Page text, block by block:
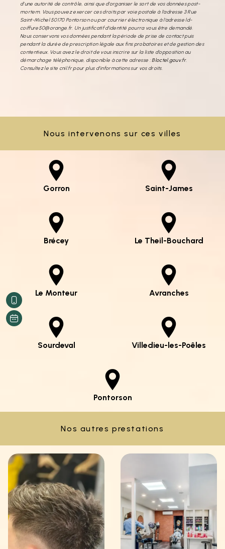
d’une autorité de contrôle, ainsi que d’organiser le sort de vos données post-
mortem. Vous pouvez exercer ces droits par voie postale à l'adresse 3 Rue
Saint-Michel 50170 Pontorson ou par courrier électronique à l'adresse ld-
coiffure50@orange.fr. Un justificatif d'identité pourra vous être demandé.
Nous conservons vos données pendant la période de prise de contact puis
pendant la durée de prescription légale aux fins probatoires et de gestion des
contentieux. Vous avez le droit de vous inscrire sur la liste d'opposition au
démarchage téléphonique, disponible à cette adresse :Bloctel.gouv.fr.
Consultez le site cnil.fr pour plus d’informations sur vos droits.
Nous intervenons sur ces villes
Gorron Saint-James
Brécey Le Theil-Bouchard
Le Monteur Avranches
Sourdeval Villedieu-les-Poêles
Pontorson
Nos autres prestations